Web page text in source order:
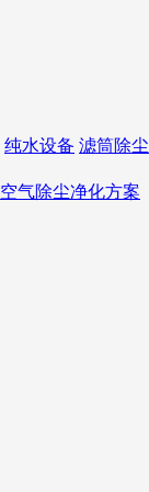
纯水设备 滤筒除
空气除尘净化方案